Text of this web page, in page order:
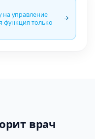
на управление
функция только
врач